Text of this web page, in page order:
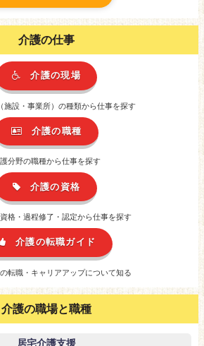
介護の仕事
介護の現場
施設・事業所）の種類から仕事を探す
介護の職種
分野の職種から仕事を探す
介護の資格
格・過程修了・認定から仕事を探す
介護の転職ガイド
転職・キャリアアップについて知る
介護の職場と職種
居宅介護支援